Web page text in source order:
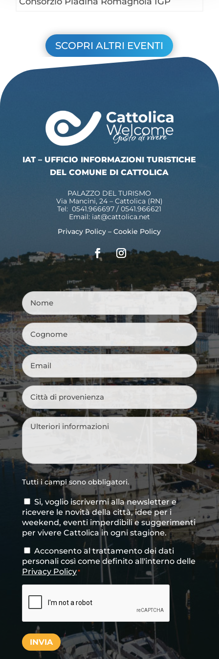
SCOPRI ALTRI EVENTI
IAT – UFFICIO INFORMAZIONI TURISTICHE
DEL COMUNE DI CATTOLICA
PALAZZO DEL TURISMO
Via Mancini, 24 – Cattolica (RN)
Tel: 0541.966697 / 0541.966621
Email: iat@cattolica.net
Privacy Policy –Cookie Policy
Nome
Cognome
Email *
Città
di
provenienza*
Messaggio*
Tutti i campi sono obbligatori.
Consenso
newsletter
Si, voglio iscrivermi alla newsletter e
ricevere le novità della città, idee per i
weekend, eventi imperdibili e suggerimenti
per vivere Cattolica in ogni stagione.
Consenso*
Acconsento al trattamento dei dati
personali così come definito all'interno delle
Privacy Policy*
INVIA